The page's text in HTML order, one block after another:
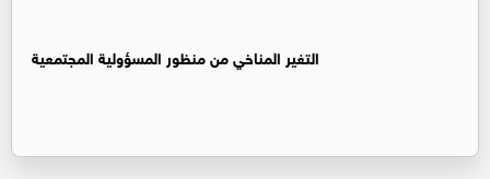
التغير المناخي من منظور المسؤولية المجتمعية